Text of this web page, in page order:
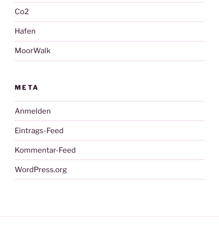
Co2
Hafen
MoorWalk
META
Anmelden
Eintrags-Feed
Kommentar-Feed
WordPress.org